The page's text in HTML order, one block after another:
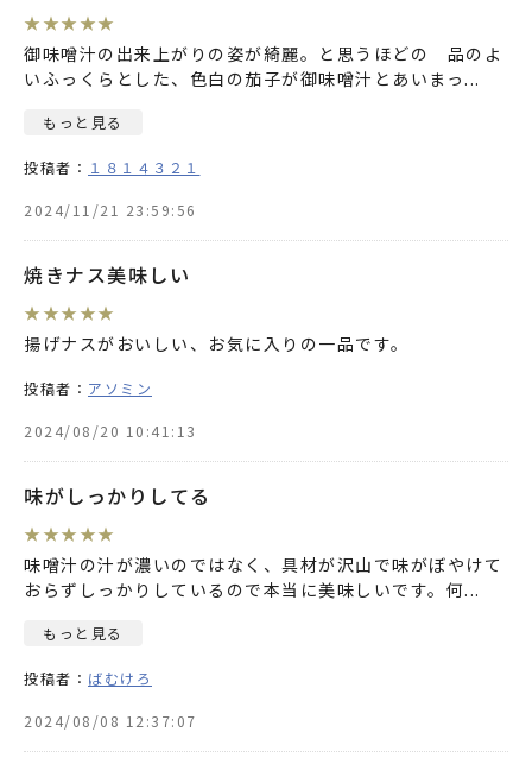
★ ★★ ★★
御味噌汁の出来上がりの姿が綺麗。と思うほどの 品のよ
いふっくらとした、色白の茄子が御味噌汁とあいまっ ...
もっと見る
投稿者： １８１４３２１
2024/11/21 23:59:56
焼きナス美味しい
★ ★★ ★★
揚げナスがおいしい、お気に入りの一品です。
投稿者： アソミン
2024/08/20 10:41:13
味がしっかりしてる
★ ★★ ★★
味噌汁の汁が濃いのではなく、具材が沢山で味がぼやけて
おらずしっかりしているので本当に美味しいです。何...
もっと見る
投稿者： ばむけろ
2024/08/08 12:37:07